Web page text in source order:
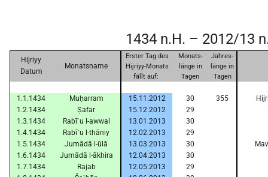
1434 n.H. – 2012/13
Hijriyy
Datum
Monatsname
Erster Tag des
Hijriyy-Monats
fällt auf:
Monats-
länge in
Tagen
Jahres-
länge in
Tagen
1.1.1434 Muḥarram 15.11.2012 30 355
1.2.1434
Ṣafar 15.12.2012
29
1.3.1434
Rabī`u l-awwal 13.01.2013
30
1.4.1434
Rabī`u l-thāniy 12.02.2013
29
1.5.1434
Jumādā l-ūlā 13.03.2013 30
1.6.1434
Jumādā l-ākhira 12.04.2013
30
1.7.1434
Rajab 12.05.2013
29